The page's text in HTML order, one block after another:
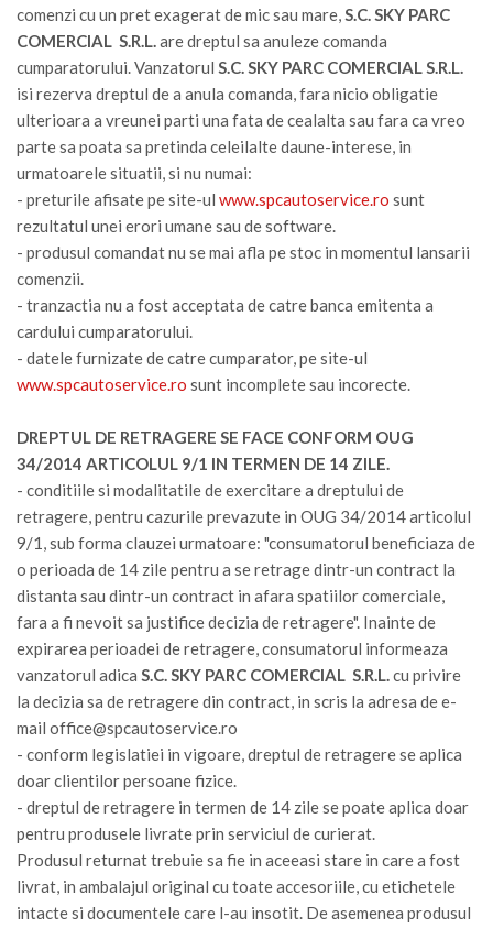
comenzi cu un pret exagerat de mic sau mare,S.C. SKY PARC
COMERCIAL S.R.L.are dreptul sa anuleze comanda
cumparatorului. Vanzatorul S.C. SKY PARC COMERCIAL S.R.L.
isi rezerva dreptul de a anula comanda, fara nicio obligatie
ulterioara a vreunei parti una fata de cealalta sau fara ca vreo
parte sa poata sa pretinda celeilalte daune-interese, in
urmatoarele situatii, si nu numai:
- preturile afisate pe site-ul www.spcautoservice.ro sunt
rezultatul unei erori umane sau de software.
- produsul comandat nu se mai afla pe stoc in momentul lansarii
comenzii.
- tranzactia nu a fost acceptata de catre banca emitenta a
cardului cumparatorului.
- datele furnizate de catre cumparator, pe site-ul
www.spcautoservice.ro sunt incomplete sau incorecte.
DREPTUL DE RETRAGERE SE FACE CONFORM OUG
34/2014 ARTICOLUL 9/1 IN TERMEN DE 14 ZILE.
- conditiile si modalitatile de exercitare a dreptului de
retragere, pentru cazurile prevazute in OUG 34/2014 articolul
9/1, sub forma clauzei urmatoare: "consumatorul beneficiaza de
o perioada de 14 zile pentru a se retrage dintr-un contract la
distanta sau dintr-un contract in afara spatiilor comerciale,
fara a fi nevoit sa justifice decizia de retragere". Inainte de
expirarea perioadei de retragere, consumatorul informeaza
vanzatorul adica S.C. SKY PARC COMERCIAL S.R.L.cu privire
la decizia sa de retragere din contract, in scris la adresa de e-
mail office@spcautoservice.ro
- conform legislatiei in vigoare, dreptul de retragere se aplica
doar clientilor persoane fizice.
- dreptul de retragere in termen de 14 zile se poate aplica doar
pentru produsele livrate prin serviciul de curierat.
Produsul returnat trebuie sa fie in aceeasi stare in care a fost
livrat, in ambalajul original cu toate accesoriile, cu etichetele
intacte si documentele care l-au insotit. De asemenea produsul